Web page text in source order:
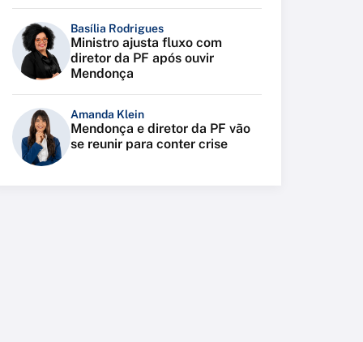
Basília Rodrigues
Ministro ajusta fluxo com
diretor da PF após ouvir
Mendonça
Amanda Klein
Mendonça e diretor da PF vão
se reunir para conter crise